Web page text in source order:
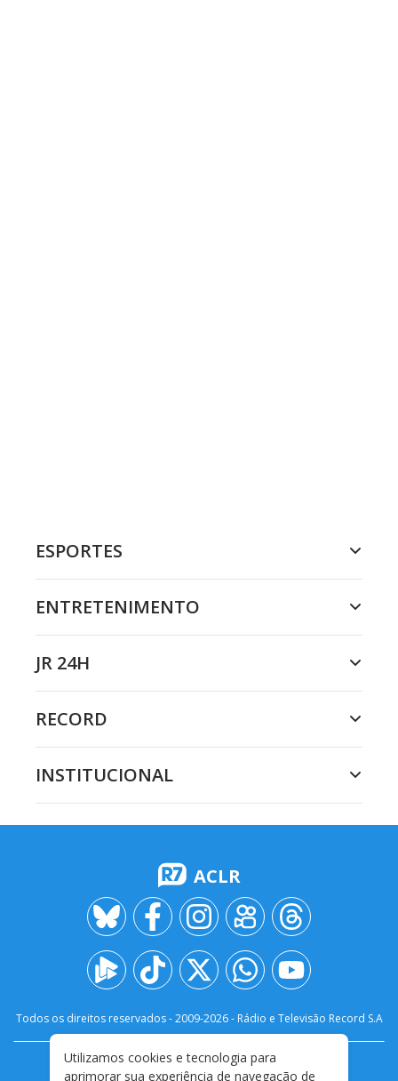
ESPORTES
ENTRETENIMENTO
JR 24H
RECORD
INSTITUCIONAL
ACLR
Todos os direitos reservados - 2009-2026- Rádio e Televisão Record S.A
FALE CONOSCO PRIVACIDADE
Utilizamos cookies e tecnologia para
aprimorar sua experiência de navegação de